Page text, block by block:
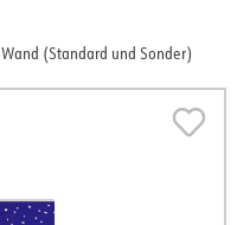
Wand (Standard und Sonder)